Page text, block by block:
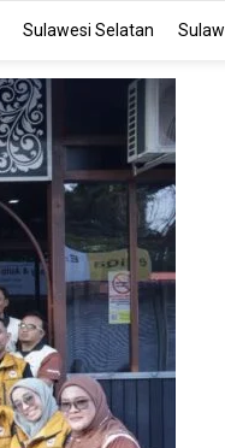
Sulawesi Selatan